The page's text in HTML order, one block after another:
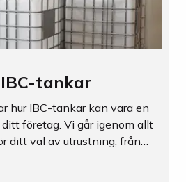
tankar
hur IBC-tankar kan vara en
företag. Vi går igenom allt
ditt val av utrustning, från